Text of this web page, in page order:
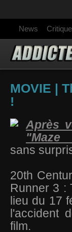
News
MOVIE |
!
Après
sans
20th
Runner 3 :
lieu du 17
l'accident
film.